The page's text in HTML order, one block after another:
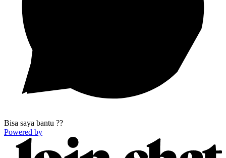
Bisa saya bantu ??
Powered by